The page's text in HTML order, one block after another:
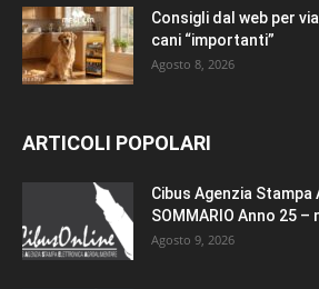
Consigli dal web per
cani “importanti”
Agosto 8, 2026
ARTICOLI POPOLARI
Cibus Agenzia
SOMMARIO Anno 25 –
Agosto 9, 2026